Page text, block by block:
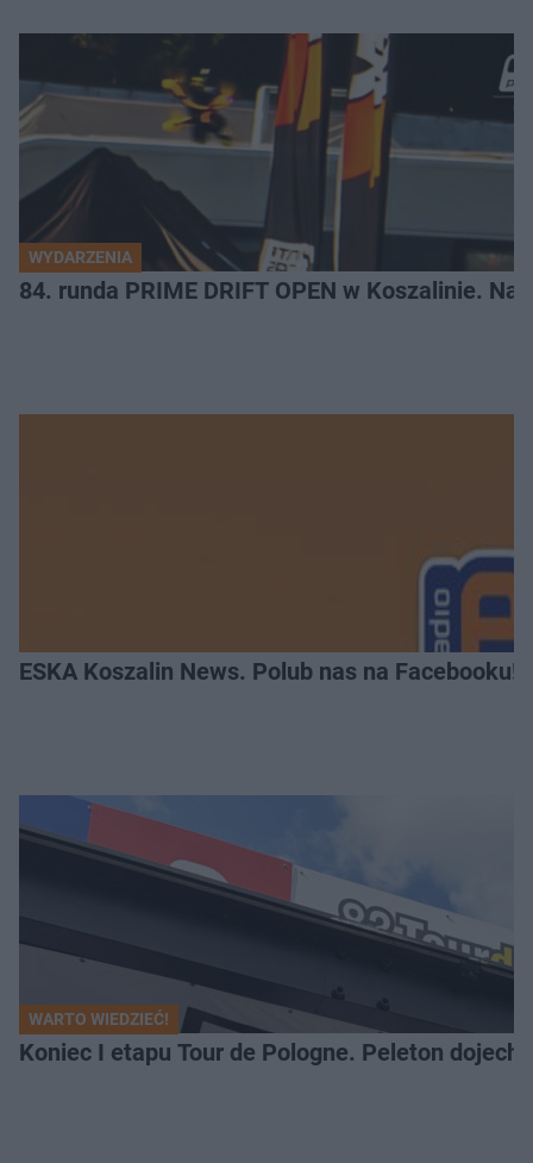
WYDARZENIA
84. runda PRIME DRIFT OPEN w Koszalinie.
ESKA Koszalin News. Polub nas na Facebooku!
WARTO WIEDZIEĆ!
Koniec I etapu Tour de Pologne. Peleton